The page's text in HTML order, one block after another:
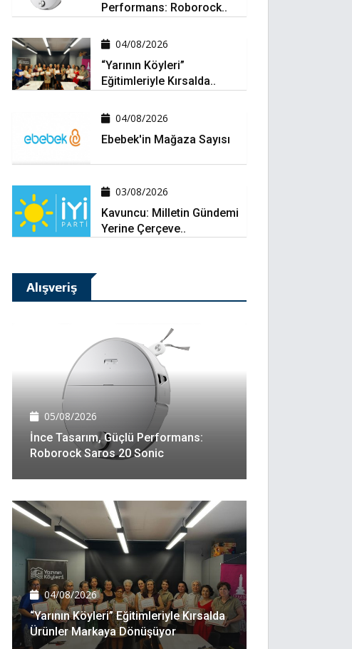
Performans: Roborock..
04/08/2026
“Yarının Köyleri”
Eğitimleriyle Kırsalda..
04/08/2026
Ebebek'in Mağaza Sayısı
03/08/2026
Kavuncu: Milletin Gündemi
Yerine Çerçeve..
Alışveriş
05/08/2026
İnce Tasarım, Güçlü Performans:
Roborock Saros 20 Sonic
04/08/2026
“Yarının Köyleri” Eğitimleriyle Kırsalda
Ürünler Markaya Dönüşüyor